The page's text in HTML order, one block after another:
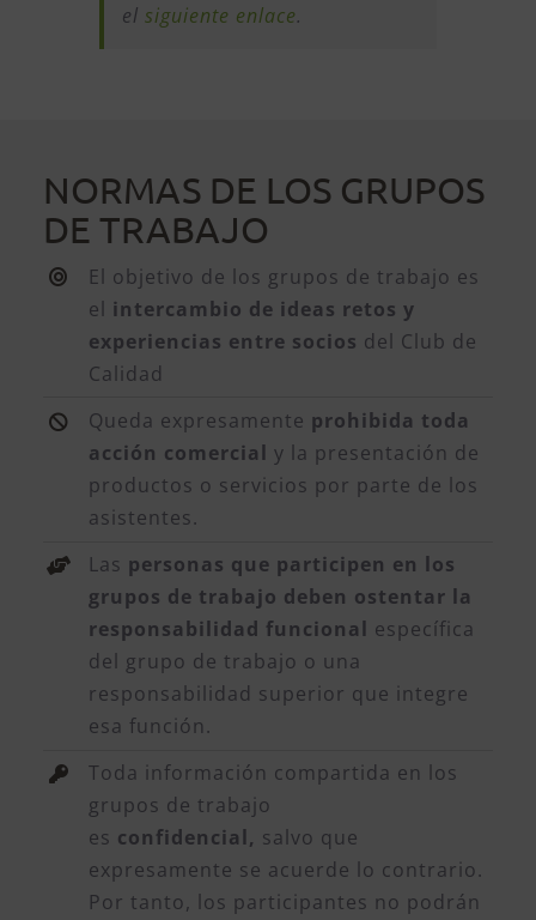
el siguiente enlace.
NORMAS DE LOS GRUPOS
DE TRABAJO
El objetivo de los grupos de trabajo es
el intercambio de ideas retos y
experiencias entre socios del Club de
Calidad
Queda expresamente prohibida toda
acción comercial y la presentación de
productos o servicios por parte de los
asistentes.
Las personas que participen en los
grupos de trabajo deben ostentar la
responsabilidad funcional específica
del grupo de trabajo o una
responsabilidad superior que integre
esa función.
Toda información compartida en los
grupos de trabajo
es confidencial, salvo que
expresamente se acuerde lo contrario.
Por tanto, los participantes no podrán